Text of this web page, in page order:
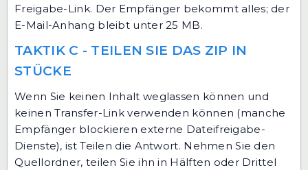
Freigabe-Link. Der Empfänger bekommt alles; der
E-Mail-Anhang bleibt unter 25 MB.
TAKTIK C - TEILEN SIE DAS ZIP IN
STÜCKE
Wenn Sie keinen Inhalt weglassen können und
keinen Transfer-Link verwenden können (manche
Empfänger blockieren externe Dateifreigabe-
Dienste), ist Teilen die Antwort. Nehmen Sie den
Quellordner, teilen Sie ihn in Hälften oder Drittel